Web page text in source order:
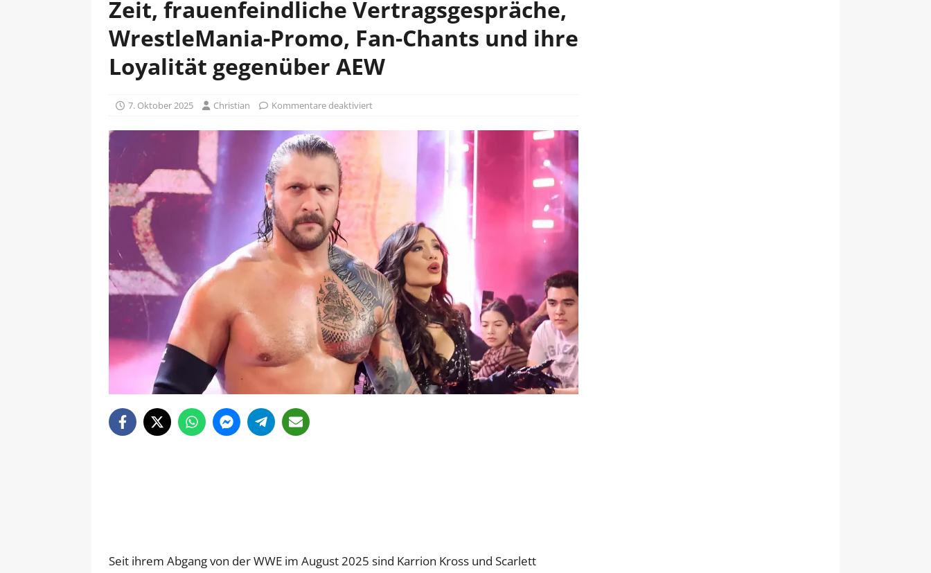
Zeit, frauenfeindliche Vertragsgespräche,
WrestleMania-Promo, Fan-Chants und ihre
Loyalität gegenüber AEW
7. Oktober 2025 Christian Kommentare deaktiviert
Seit ihrem Abgang von der WWE im August 2025 sind Karrion Kross und Scarlett